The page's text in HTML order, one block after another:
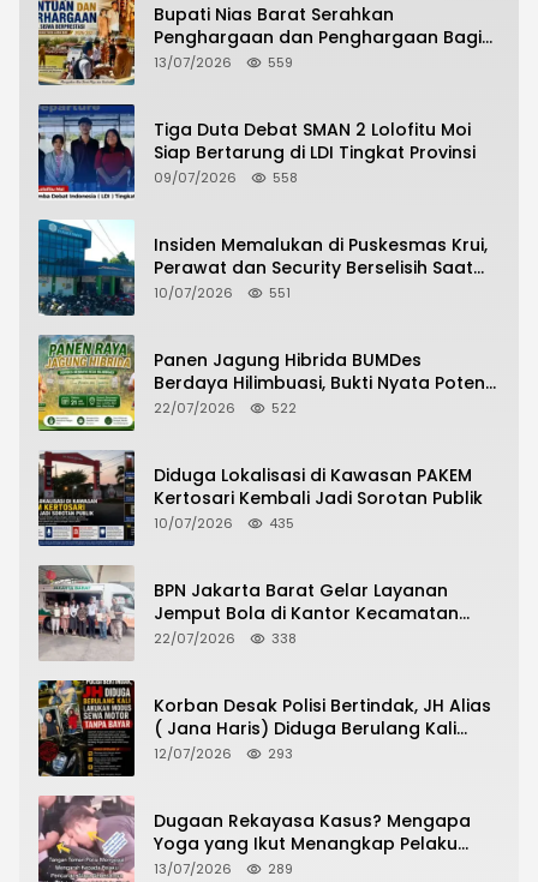
Bupati Nias Barat Serahkan
Penghargaan dan Penghargaan Bagi
Siswa Berprestasi Pada Pembukaan TA
13/07/2026 559
Tiga Duta Debat SMAN 2 Lolofitu Moi
Siap Bertarung di LDI Tingkat Provinsi
09/07/2026 558
Insiden Memalukan di Puskesmas Krui,
Perawat dan Security Berselisih Saat
Pelayanan Pasien Berlangsung
10/07/2026 551
Panen Jagung Hibrida BUMDes
Berdaya Hilimbuasi, Bukti Nyata Potensi
Pertanian Desa
22/07/2026 522
Diduga Lokalisasi di Kawasan PAKEM
Kertosari Kembali Jadi Sorotan Publik
10/07/2026 435
BPN Jakarta Barat Gelar Layanan
Jemput Bola di Kantor Kecamatan
Grogol Petamburan, Warga Antusias
22/07/2026 338
Korban Desak Polisi Bertindak, JH Alias
( Jana Haris) Diduga Berulang Kali
Lakukan Modus Sewa Motor Tanpa
12/07/2026 293
Dugaan Rekayasa Kasus? Mengapa
Yoga yang Ikut Menangkap Pelaku
Pencurian Toko Ponsel di Pancur Batu
13/07/2026 289